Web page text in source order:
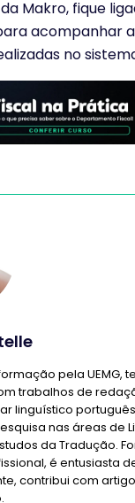
Makro, fique
acompanhar
no
pela UEMG,
trabalhos de
linguístico
nas áreas de
da Tradução.
é entusiasta
contribui com